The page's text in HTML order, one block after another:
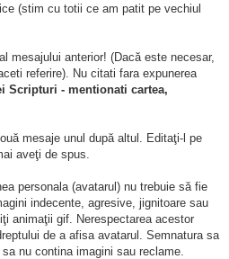
(stim cu totii ce am patit pe vechiul
mesajului anterior! (Dacă este necesar,
referire). Nu citati fara expunerea
Scripturi - mentionati cartea,
mesaje unul după altul. Editaţi-l pe
aveţi de spus.
personala (avatarul) nu trebuie să fie
indecente, agresive, jignitoare sau
animaţii gif. Nerespectarea acestor
de a afisa avatarul. Semnatura sa
nu contina imagini sau reclame.